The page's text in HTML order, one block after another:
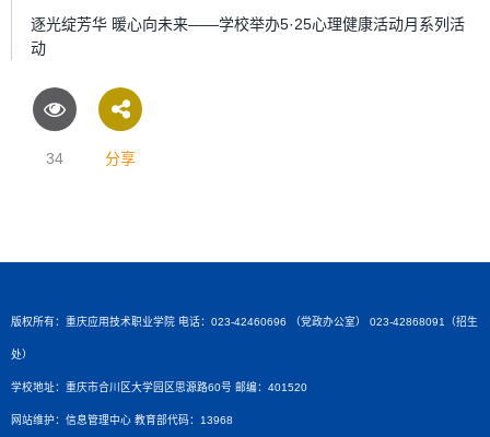
逐光绽芳华 暖心向未来——学校举办5·25心理健康活动月系列活
动
34 分享
版权所有：重庆应用技术职业学院 电话：023-42460696 （党政办公室） 023-42868091（招生
处）
学校地址：重庆市合川区大学园区思源路60号 邮编：401520
网站维护：信息管理中心 教育部代码：13968